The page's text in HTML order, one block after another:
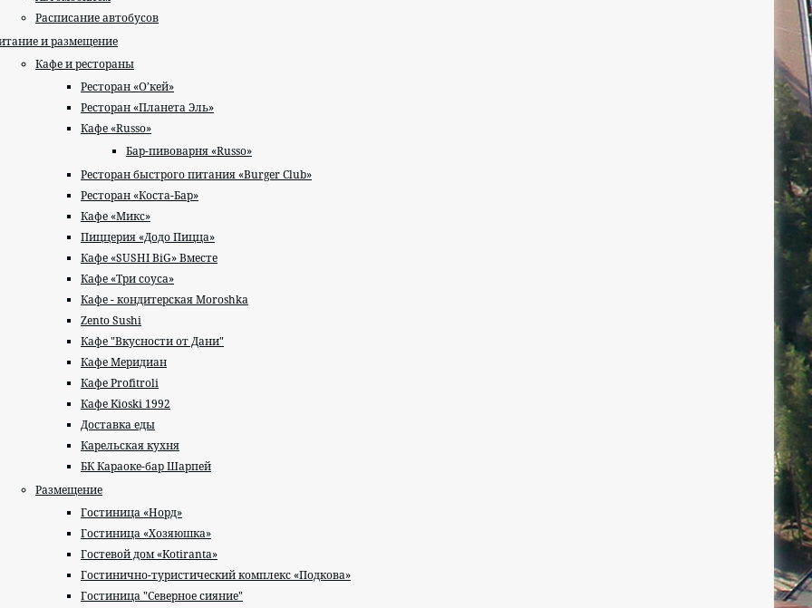
Расписание автобусов
и размещение
Кафе и рестораны
Ресторан «О’кей»
Ресторан «Планета Эль»
Кафе «Russo»
Бар-пивоварня «Russo»
Ресторан быстрого питания «Burger Club»
Ресторан «Коста-Бар»
Кафе «Микс»
Пиццерия «Додо Пицца»
Кафе «SUSHI BiG» Вместе
Кафе «Три соуса»
Кафе - кондитерская Moroshka
Zento Sushi
Кафе "Вкусности от Дани"
Кафе Меридиан
Кафе Profitroli
Кафе Kioski 1992
Доставка еды
Карельская кухня
БК Караоке-бар Шарпей
Размещение
Гостиница «Норд»
Гостиница «Хозяюшка»
Гостевой дом «Kotiranta»
Гостинично-туристический комплекс «Подкова»
Гостиница "Северное сияние"